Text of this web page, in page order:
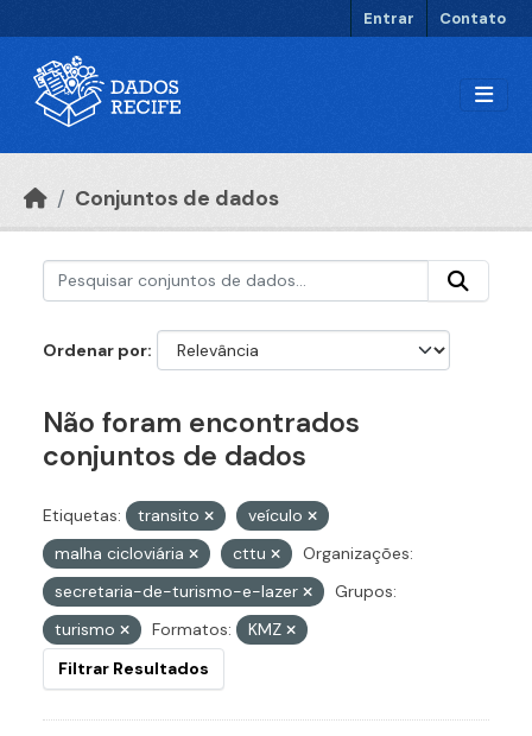
Entrar Contato
Conjuntos de dados
Ordenar por
Não foram encontrados
conjuntos de dados
Etiquetas: transito
veículo
malha cicloviária
cttu
Organizações:
secretaria-de-turismo-e-lazer
Grupos:
turismo
Formatos:
KMZ
Filtrar Resultados